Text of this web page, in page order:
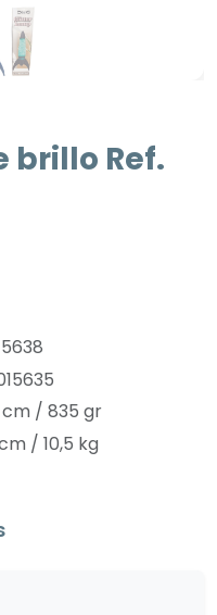
brillo Ref.
cm / 835 gr
/ 10,5 kg